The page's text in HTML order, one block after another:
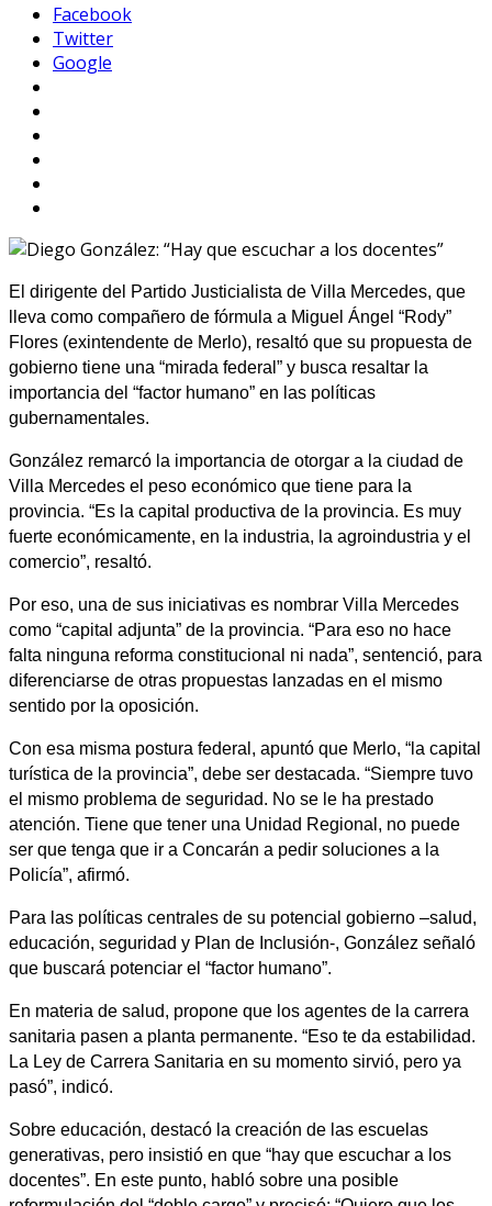
Facebook
Twitter
Google
El dirigente del Partido Justicialista de Villa Mercedes, que
lleva como compañero de fórmula a Miguel Ángel “Rody”
Flores (exintendente de Merlo), resaltó que su propuesta de
gobierno tiene una “mirada federal” y busca resaltar la
importancia del “factor humano” en las políticas
gubernamentales.
González remarcó la importancia de otorgar a la ciudad de
Villa Mercedes el peso económico que tiene para la
provincia. “Es la capital productiva de la provincia. Es muy
fuerte económicamente, en la industria, la agroindustria y el
comercio”, resaltó.
Por eso, una de sus iniciativas es nombrar Villa Mercedes
como “capital adjunta” de la provincia. “Para eso no hace
falta ninguna reforma constitucional ni nada”, sentenció, para
diferenciarse de otras propuestas lanzadas en el mismo
sentido por la oposición.
Con esa misma postura federal, apuntó que Merlo, “la capital
turística de la provincia”, debe ser destacada. “Siempre tuvo
el mismo problema de seguridad. No se le ha prestado
atención. Tiene que tener una Unidad Regional, no puede
ser que tenga que ir a Concarán a pedir soluciones a la
Policía”, afirmó.
Para las políticas centrales de su potencial gobierno –salud,
educación, seguridad y Plan de Inclusión-, González señaló
que buscará potenciar el “factor humano”.
En materia de salud, propone que los agentes de la carrera
sanitaria pasen a planta permanente. “Eso te da estabilidad.
La Ley de Carrera Sanitaria en su momento sirvió, pero ya
pasó”, indicó.
Sobre educación, destacó la creación de las escuelas
generativas, pero insistió en que “hay que escuchar a los
docentes”. En este punto, habló sobre una posible